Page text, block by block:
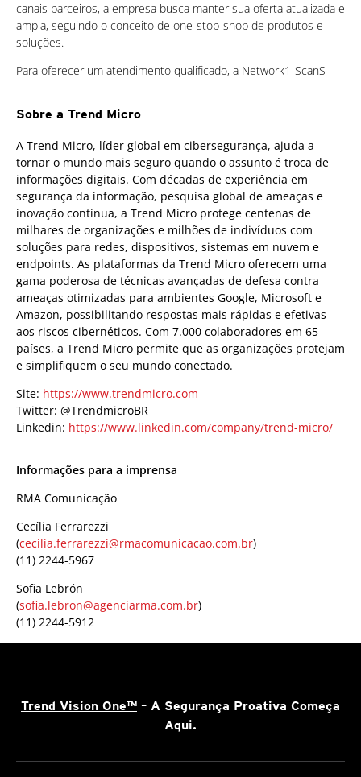
canais parceiros, a empresa busca manter sua oferta atualizada e
ampla, seguindo o conceito de one-stop-shop de produtos e
soluções.
Para oferecer um atendimento qualificado, a Network1-ScanS
Sobre a Trend Micro
A Trend Micro, líder global em cibersegurança, ajuda a
tornar o mundo mais seguro quando o assunto é troca de
informações digitais. Com décadas de experiência em
segurança da informação, pesquisa global de ameaças e
inovação contínua, a Trend Micro protege centenas de
milhares de organizações e milhões de indivíduos com
soluções para redes, dispositivos, sistemas em nuvem e
endpoints. As plataformas da Trend Micro oferecem uma
gama poderosa de técnicas avançadas de defesa contra
ameaças otimizadas para ambientes Google, Microsoft e
Amazon, possibilitando respostas mais rápidas e efetivas
aos riscos cibernéticos. Com 7.000 colaboradores em 65
países, a Trend Micro permite que as organizações protejam
e simplifiquem o seu mundo conectado.
Site: https://www.trendmicro.com
Twitter: @TrendmicroBR
Linkedin: https://www.linkedin.com/company/trend-micro/
Informações para a imprensa
RMA Comunicação
Cecília Ferrarezzi
(cecilia.ferrarezzi@rmacomunicacao.com.br)
(11) 2244-5967
Sofia Lebrón
(sofia.lebron@agenciarma.com.br)
(11) 2244-5912
Trend Vision One™ – A Segurança Proativa Começa
Aqui.